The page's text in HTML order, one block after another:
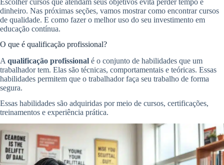
Escolher cursos que atendam seus objetivos evita perder tempo e
dinheiro. Nas próximas seções, vamos mostrar como encontrar cursos
de qualidade. E como fazer o melhor uso do seu investimento em
educação contínua.
O que é qualificação profissional?
A qualificação profissional é o conjunto de habilidades que um
trabalhador tem. Elas são técnicas, comportamentais e teóricas. Essas
habilidades permitem que o trabalhador faça seu trabalho de forma
segura.
Essas habilidades são adquiridas por meio de cursos, certificações,
treinamentos e experiência prática.